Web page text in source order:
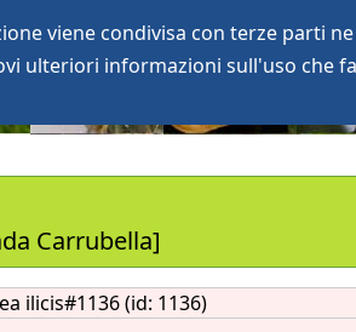
viene condivisa con terze parti
ulteriori informazioni sull'uso che
Carrubella]
ilicis#1136 (id: 1136)